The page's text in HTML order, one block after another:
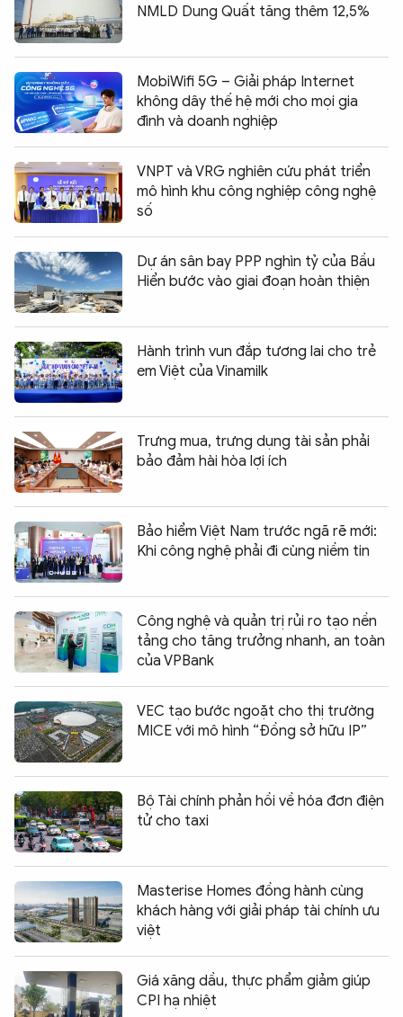
NMLD Dung Quất tăng thêm 12,5%
MobiWifi 5G – Giải pháp Internet
không dây thế hệ mới cho mọi gia
đình và doanh nghiệp
VNPT và VRG nghiên cứu phát triển
mô hình khu công nghiệp công nghệ
số
Dự án sân bay PPP nghìn tỷ của Bầu
Hiển bước vào giai đoạn hoàn thiện
Hành trình vun đắp tương lai cho trẻ
em Việt của Vinamilk
Trưng mua, trưng dụng tài sản phải
bảo đảm hài hòa lợi ích
Bảo hiểm Việt Nam trước ngã rẽ mới:
Khi công nghệ phải đi cùng niềm tin
Công nghệ và quản trị rủi ro tạo nền
tảng cho tăng trưởng nhanh, an toàn
của VPBank
VEC tạo bước ngoặt cho thị trường
MICE với mô hình “Đồng sở hữu IP”
Bộ Tài chính phản hồi về hóa đơn điện
tử cho taxi
Masterise Homes đồng hành cùng
khách hàng với giải pháp tài chính ưu
việt
Giá xăng dầu, thực phẩm giảm giúp
CPI hạ nhiệt